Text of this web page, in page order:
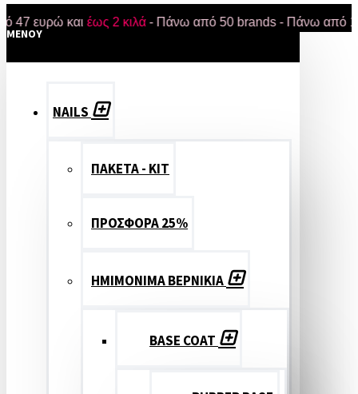
καιέως 2 κιλά- Πάνω από 50 brands - Πάνω από 18.000
MENOY
NAILS
ΠΑΚΕΤΑ - ΚΙΤ
ΠΡΟΣΦΟΡΑ 25%
ΗΜΙΜΟΝΙΜΑ ΒΕΡΝΙΚΙΑ
BASE COAT